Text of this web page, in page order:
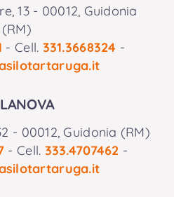
13 - 00012, Guidonia
(RM)
- Cell. 331.3668324 -
- 00012, Guidonia (RM)
- Cell. 333.4707462 -